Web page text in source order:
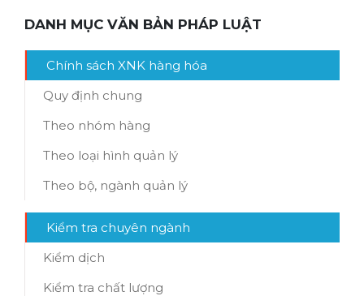
DANH MỤC VĂN BẢN PHÁP LUẬT
Chính sách XNK hàng hóa
Quy định chung
Theo nhóm hàng
Theo loại hình quản lý
Theo bộ, ngành quản lý
Kiểm tra chuyên ngành
Kiểm dịch
Kiểm tra chất lượng